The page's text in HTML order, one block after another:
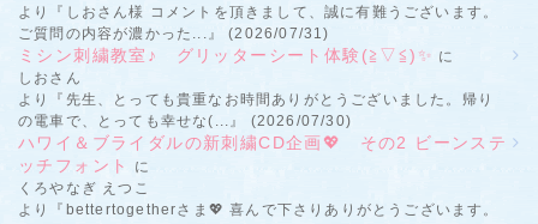
より『しおさん様 コメントを頂きまして、誠に有難うございます。
ご質問の内容が濃かった...』 (2026/07/31)
ミシン刺繍教室♪ グリッターシート体験(≧▽≦)✨ に
しおさん
より『先生、とっても貴重なお時間ありがとうございました。帰り
の電車で、とっても幸せな(...』 (2026/07/30)
ハワイ＆ブライダルの新刺繍CD企画💖 その2 ビーンステ
ッチフォント
に
くろやなぎ えつこ
より『bettertogetherさま💖 喜んで下さりありがとうございます。